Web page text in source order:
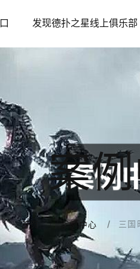
发现德扑之星线上俱乐部
案
首页 案例中心 三国